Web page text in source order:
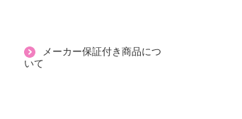
。
んをできるだけ良い状態で保管
メーカー保証付き商品につ
いて